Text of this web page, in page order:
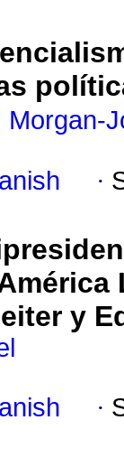
Morgan-
·
y
·